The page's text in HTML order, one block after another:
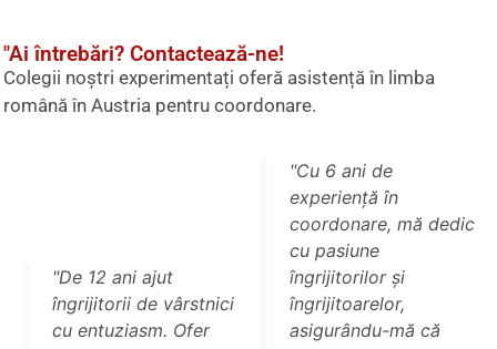
"Ai întrebări? Contactează-ne!
Colegii noștri experimentați oferă asistență în limba
română în Austria pentru coordonare.
"De 12 ani ajut
îngrijitorii de vârstnici
cu entuziasm. Ofer
"Cu 6 ani de
experiență în
coordonare, mă dedic
cu pasiune
îngrijitorilor și
îngrijitoarelor,
asigurându-mă că